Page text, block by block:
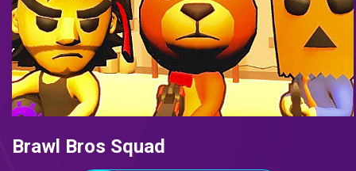
Brawl Bros Squad